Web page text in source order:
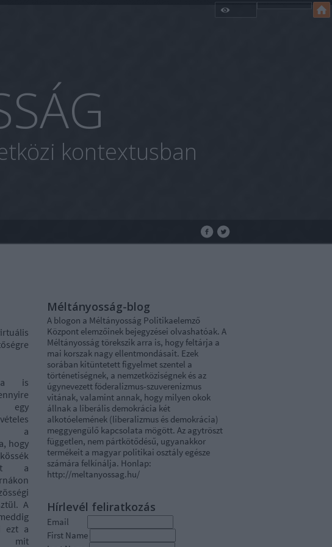
kontextusban
is
a
hogy
a
A
ezt a
mit
Méltányosság-blog
A blogon a Méltányosság Politikaelemző
Központ elemzőinek bejegyzései olvashatóak. A
Méltányosság törekszik arra is, hogy feltárja a
mai korszak nagy ellentmondásait. Ezek
sorában kitüntetett figyelmet szentel a
történetiségnek, a nemzetköziségnek és az
úgynevezett föderalizmus-szuverenizmus
vitának, valamint annak, hogy milyen okok
állnak a liberális demokrácia két
alkotóelemének (liberalizmus és demokrácia)
meggyengülő kapcsolata mögött. Az agytröszt
független, nem pártkötődésű, ugyanakkor
termékeit a magyar politikai osztály egésze
számára felkínálja. Honlap:
http://meltanyossag.hu/
Hírlevél feliratkozás
Email
First Name